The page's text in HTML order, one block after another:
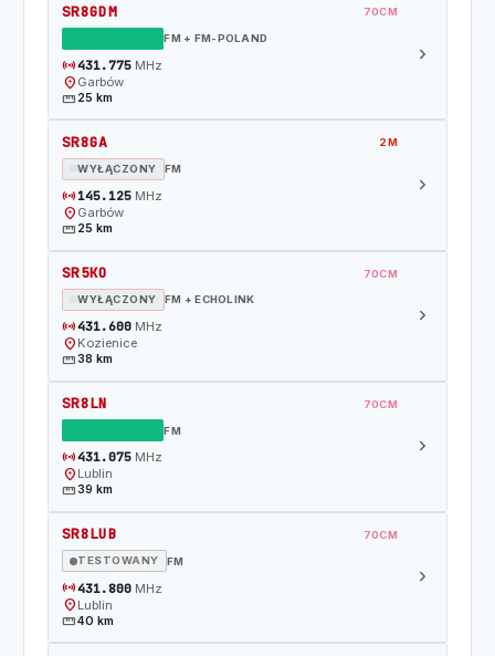
SR8GDM 70CM
FM + FM-POLAND
sensors431.775MHz
location_on Garbów
straighten 25 km
chevron_right
SR8GA 2M
WYŁĄCZONY FM
sensors 145.125MHz
location_on Garbów
straighten 25 km
chevron_right
SR5KO 70CM
WYŁĄCZONY FM + ECHOLINK
sensors431.600MHz
location_on Kozienice
straighten38 km
chevron_right
SR8LN 70CM
FM
sensors431.075MHz
location_on Lublin
straighten39 km
chevron_right
SR8LUB 70CM
TESTOWANY FM
sensors431.800MHz
location_on Lublin
straighten40 km
chevron_right